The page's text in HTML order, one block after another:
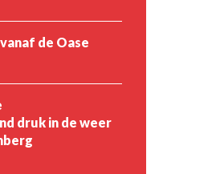
de Oase
druk in de weer